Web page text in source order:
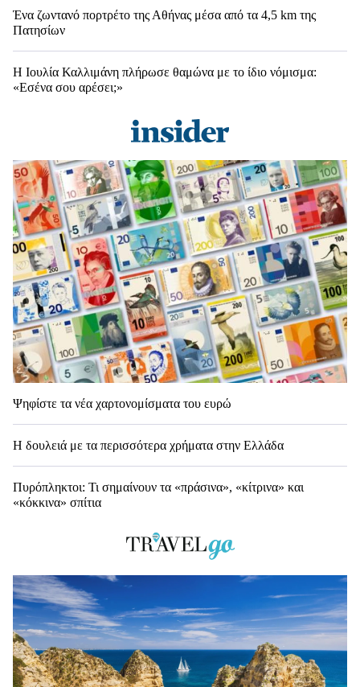
Ένα ζωντανό πορτρέτο της Αθήνας μέσα από τα 4,5 km της
Πατησίων
Η Ιουλία Καλλιμάνη πλήρωσε θαμώνα με το ίδιο νόμισμα:
«Εσένα σου αρέσει;»
Ψηφίστε τα νέα χαρτονομίσματα του ευρώ
Η δουλειά με τα περισσότερα χρήματα στην Ελλάδα
Πυρόπληκτοι: Τι σημαίνουν τα «πράσινα», «κίτρινα» και
«κόκκινα» σπίτια